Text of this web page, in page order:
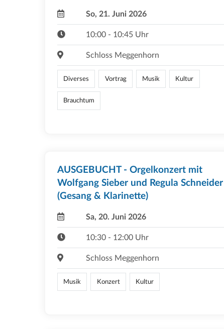
So, 21. Juni 2026
10:00 - 10:45 Uhr
Schloss Meggenhorn
Diverses Vortrag Musik Kultur
Brauchtum
AUSGEBUCHT - Orgelkonzert mit
Wolfgang Sieber und Regula Schneider
(Gesang & Klarinette)
Sa, 20. Juni 2026
10:30 - 12:00 Uhr
Schloss Meggenhorn
Musik Konzert Kultur